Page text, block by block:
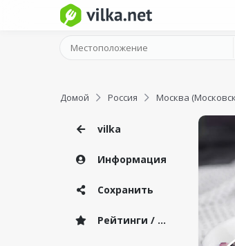
Домой Россия Москва
vilka
Информация
Сохранить
Рейтинги / Отзывы